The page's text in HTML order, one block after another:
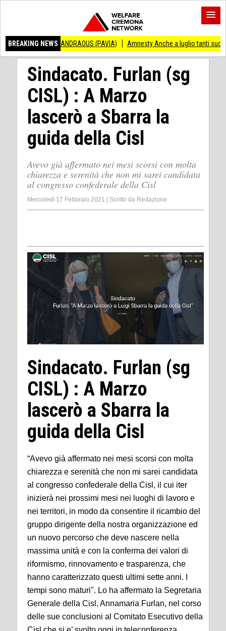
BREAKING NEWS
ANDRAOUS (PAVIA) Amnesty Anche a luglio tanti successi ed
Sindacato. Furlan (sg
CISL) : A Marzo
lascerò a Sbarra la
guida della Cisl
Avevo già affermato nei mesi scorsi con molta
chiarezza e serenità che non mi sarei candidata
al congresso confederale della Cisl
Mercoledì 17 Febbraio 2021 Scritto da Redazione
Sindacato. Furlan (sg
CISL) : A Marzo
lascerò a Sbarra la
guida della Cisl
“Avevo già affermato nei mesi scorsi con molta
chiarezza e serenità che non mi sarei candidata
al congresso confederale della Cisl, il cui iter
inizierà nei prossimi mesi nei luoghi di lavoro e
nei territori, in modo da consentire il ricambio del
gruppo dirigente della nostra organizzazione ed
un nuovo percorso che deve nascere nella
massima unità e con la conferma dei valori di
riformismo, rinnovamento e trasparenza, che
hanno caratterizzato questi ultimi sette anni. I
tempi sono maturi". Lo ha affermato la Segretaria
Generale della Cisl, Annamaria Furlan, nel corso
delle sue conclusioni al Comitato Esecutivo della